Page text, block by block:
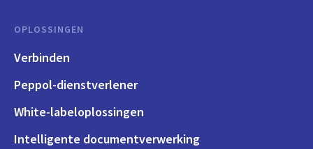
OPLOSSINGEN
Verbinden
Peppol-dienstverlener
White-labeloplossingen
Intelligente documentverwerking